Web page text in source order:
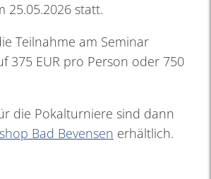
25.05.2026 statt.
Teilnahme am Seminar
375 EUR pro Person oder 750
die Pokalturniere sind dann
Bad Bevensen erhältlich.